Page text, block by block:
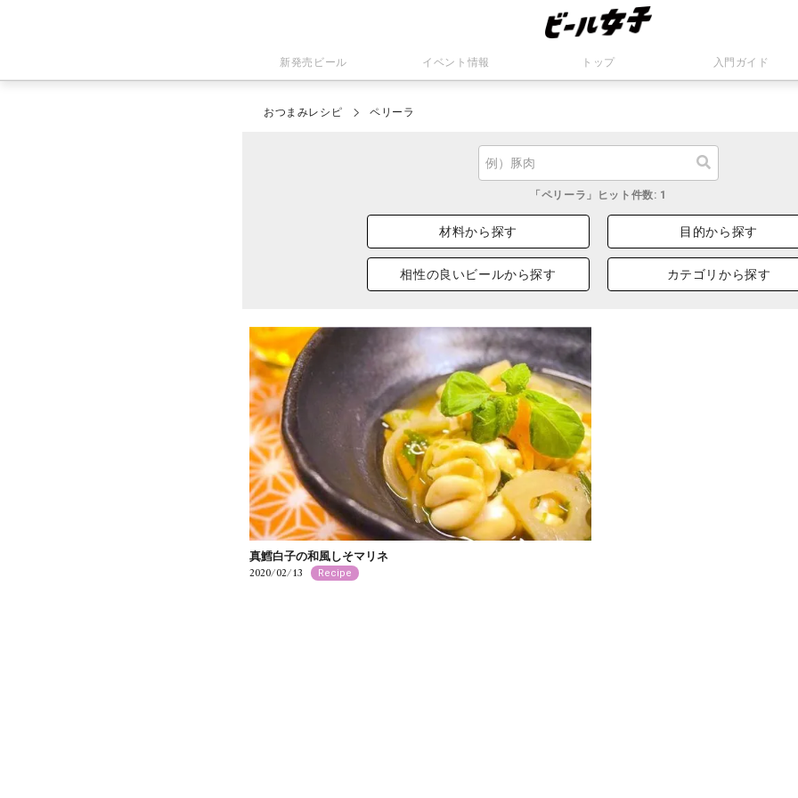
新発売ビール イベント情報 トップ 入門ガイド
おつまみレシピ ペリーラ
「ペリーラ」ヒット件数: 1
材料から探す 目的から探す
相性の良いビールから探す カテゴリから探す
真鱈白子の和風しそマリネ
2020/02/13 Recipe